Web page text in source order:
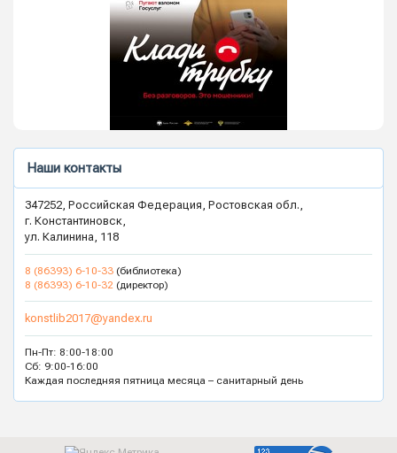
Наши контакты
347252, Российская Федерация, Ростовская обл.,
г. Константиновск,
ул. Калинина, 118
8 (86393) 6-10-33 (библиотека)
8 (86393) 6-10-32 (директор)
konstlib2017@yandex.ru
Пн-Пт: 8:00-18:00
Сб: 9:00-16:00
Каждая последняя пятница месяца – санитарный день